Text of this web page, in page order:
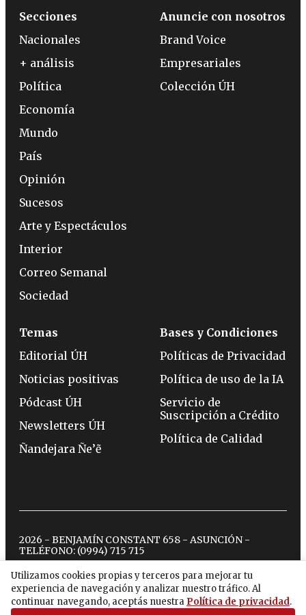
Utilizamos cookies propias y terceros para mejorar tu
experiencia de navegación y analizar nuestro tráfico. Al
continuar navegando, aceptás nuestra Política de privacidad.
Secciones
Nacionales
+ análisis
Política
Economía
Mundo
País
Opinión
Sucesos
Arte y Espectáculos
Interior
Correo Semanal
Sociedad
Anuncie con nosotros
Brand Voice
Empresariales
Colección ÚH
Temas
Editorial ÚH
Noticias positivas
Pódcast ÚH
Newsletters ÚH
Ñandejara Ñe’ẽ
Bases y Condiciones
Políticas de Privacidad
Política de uso de la IA
Servicio de
Suscripción a Crédito
Política de Calidad
2026 - BENJAMÍN CONSTANT 658 - ASUNCIÓN -
TELÉFONO: (0994) 715 715
twitterinstagram
facebook
tiktokyoutubespotify